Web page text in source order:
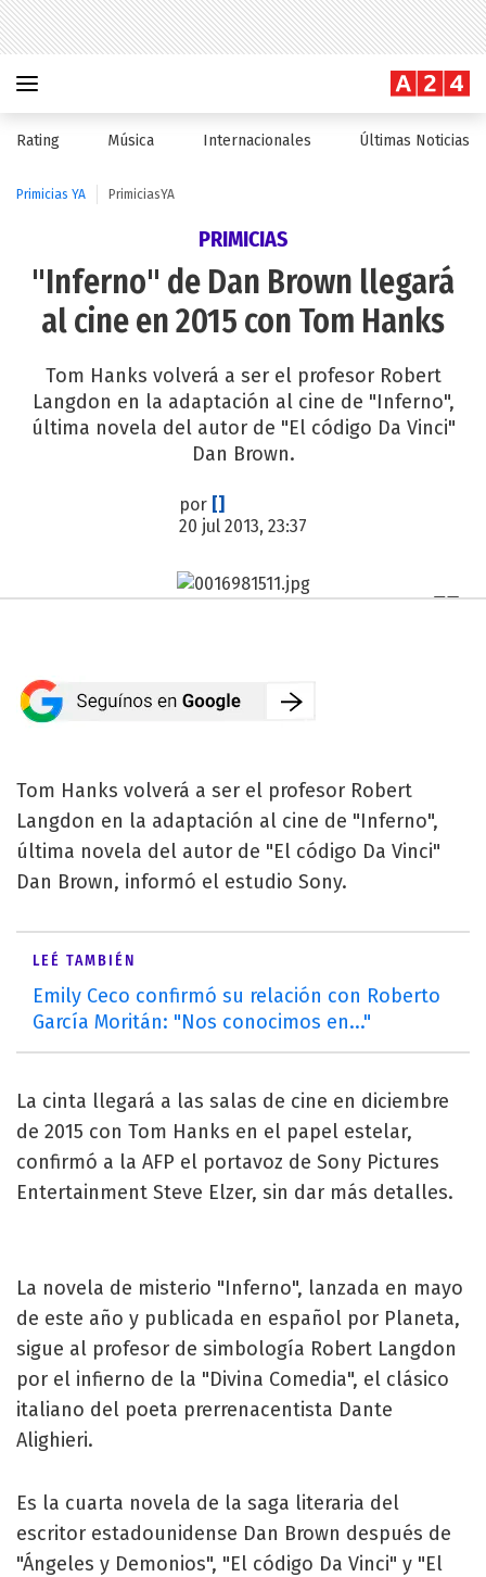
Rating Música Internacionales Últimas Noticias
Primicias YA PrimiciasYA
PRIMICIAS
"Inferno" de Dan Brown llegará
al cine en 2015 con Tom Hanks
Tom Hanks volverá a ser el profesor Robert
Langdon en la adaptación al cine de "Inferno",
última novela del autor de "El código Da Vinci"
Dan Brown.
por []
20 jul 2013, 23:37
Tom Hanks volverá a ser el profesor Robert
Langdon en la adaptación al cine de "Inferno",
última novela del autor de "El código Da Vinci"
Dan Brown, informó el estudio Sony.
LEÉ TAMBIÉN
Emily Ceco confirmó su relación con Roberto
García Moritán: "Nos conocimos en..."
La cinta llegará a las salas de cine en diciembre
de 2015 con Tom Hanks en el papel estelar,
confirmó a la AFP el portavoz de Sony Pictures
Entertainment Steve Elzer, sin dar más detalles.
La novela de misterio "Inferno", lanzada en mayo
de este año y publicada en español por Planeta,
sigue al profesor de simbología Robert Langdon
por el infierno de la "Divina Comedia", el clásico
italiano del poeta prerrenacentista Dante
Alighieri.
Es la cuarta novela de la saga literaria del
escritor estadounidense Dan Brown después de
"Ángeles y Demonios", "El código Da Vinci" y "El